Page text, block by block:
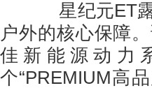
星纪元ET露
户外的核心保障
佳新能源动力
个“PREMIUM高